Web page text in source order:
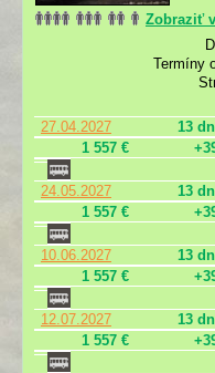
Zobraziť
Termíny
27.04.2027 13
1 557 €
24.05.2027 13
1 557 €
10.06.2027 13
1 557 €
12.07.2027 13
1 557 €